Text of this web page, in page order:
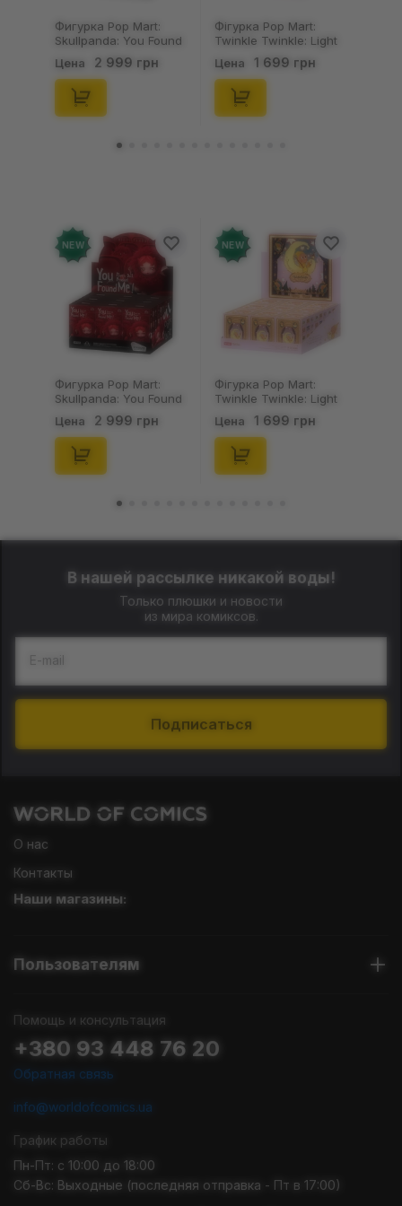
Фигурка Pop Mart:
Skullpanda: You Found
Me!: Plush Doll Pendant
Series (Blind Box: 1 з
10) (Secret Edition),
(29347)
Цена 2 999 грн
Фігурка Pop Mart:
Twinkle Twinkle: Light
Up: Scene Sets Series
(Blind Box: 1 з 10)
(Secret Edition),
(21372)
Цена 1 699 грн
NEW
Фигурка Pop Mart:
Skullpanda: You Found
Me!: Plush Doll Pendant
Series (Blind Box: 1 з
10) (Secret Edition),
(29347)
Цена 2 999 грн
NEW
Фігурка Pop Mart:
Twinkle Twinkle: Light
Up: Scene Sets Series
(Blind Box: 1 з 10)
(Secret Edition),
(21372)
Цена 1 699 грн
В нашей рассылке никакой воды!
Только плюшки и новости
из мира комиксов.
E-mail
Подписаться
О нас
Контакты
Наши магазины:
Пользователям
Помощь и консультация
+380 93 448 76 20
Обратная связь
info@worldofcomics.ua
График работы
Пн-Пт: с 10:00 до 18:00
Сб-Вс: Выходные (последняя отправка - Пт в 17:00)